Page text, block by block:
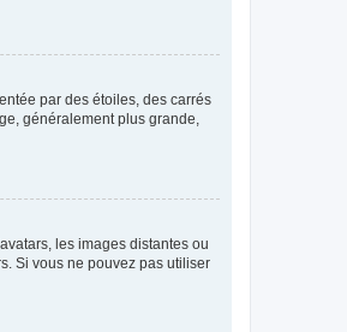
par des étoiles, des carrés
généralement plus grande,
les images distantes ou
Si vous ne pouvez pas utiliser